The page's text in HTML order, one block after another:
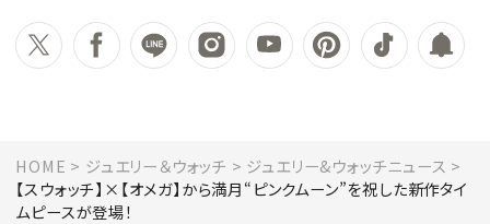
HOME ジュエリー＆ウォッチ
ジュエリー&ウォッチニュース
【スウォッチ】×【オメガ】から満月“ピンクムーン”を祝した新作タイ
ムピースが登場！